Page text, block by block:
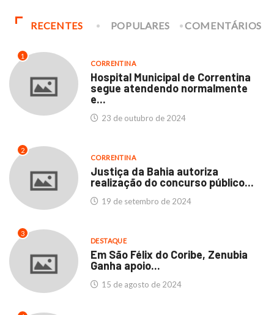
RECENTES POPULARES COMENTÁRIOS
1
CORRENTINA
Hospital Municipal de Correntina
segue atendendo normalmente
e...
23 de outubro de 2024
2
CORRENTINA
Justiça da Bahia autoriza
realização do concurso público...
19 de setembro de 2024
3
DESTAQUE
Em São Félix do Coribe, Zenubia
Ganha apoio...
15 de agosto de 2024